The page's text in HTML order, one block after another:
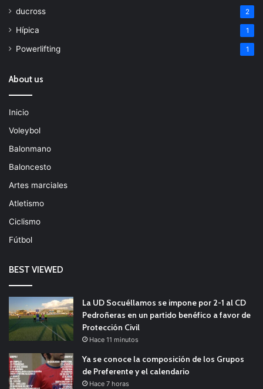
ducross 2
Hípica 1
Powerlifting 1
About us
Inicio
Voleybol
Balonmano
Baloncesto
Artes marciales
Atletismo
Ciclismo
Fútbol
BEST VIEWED
La UD Socuéllamos se impone por 2-1 al CD
Pedroñeras en un partido benéfico a favor de
Protección Civil
Hace 11 minutos
Ya se conoce la composición de los Grupos
de Preferente y el calendario
Hace 7 horas